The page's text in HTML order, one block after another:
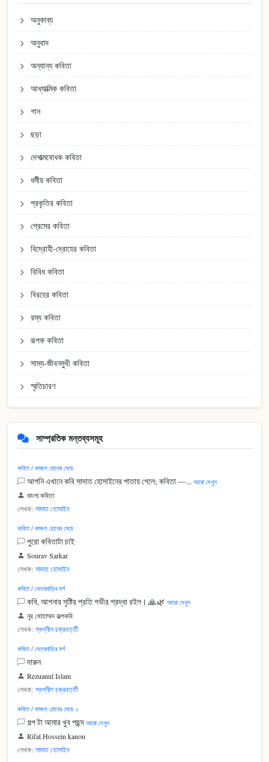
অনুকাব্য
অনুবাদ
অন্যান্য কবিতা
আধ্যাত্মিক কবিতা
গান
ছড়া
দেশাত্মবোধক কবিতা
ধর্মীয় কবিতা
প্রকৃতির কবিতা
প্রেমের কবিতা
বিদ্রোহী-দ্রোহের কবিতা
বিবিধ কবিতা
বিরহের কবিতা
রম্য কবিতা
রূপক কবিতা
সাম্য-জীবনমুখী কবিতা
স্মৃতিচারণ
সাম্প্রতিক মন্তব্যসমূহ
কবিতা / কাজল চোখের মেয়ে
আপনি এখানে কবি সাদাত হোসাইনের পাতায় গেলে; কবিতা —... আরো দেখুন
বাংলা কবিতা
লেখক: সাদাত হোসাইন
কবিতা / কাজল চোখের মেয়ে
পুরো কবিতাটা চাই
Sourav Sarkar
লেখক: সাদাত হোসাইন
কবিতা / ভেতরবাড়ির মর্গ
কবি, আপনার সৃষ্টির প্রতি গভীর শ্রদ্ধা রইল। 🙏🌿 আরো দেখুন
নূর মোহাম্মদ কল্পকবি
লেখক: স্বপ্নীল চক্রবর্ত্তী
কবিতা / ভেতরবাড়ির মর্গ
দারুন
Rezuanul Islam
লেখক: স্বপ্নীল চক্রবর্ত্তী
কবিতা / কাজল চোখের মেয়ে ২
গল্প টা আমার খুব পছন্দ আরো দেখুন
Rifat Hossein kanon
লেখক: সাদাত হোসাইন